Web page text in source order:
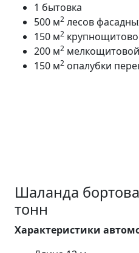
1 бытовка
500 м2 лесов
150 м2
200 м2
150 м2 опалубки
Шаланда
тонн
Характеристики